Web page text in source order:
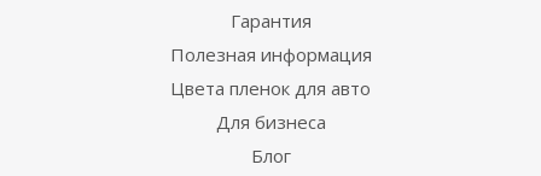
Гарантия
Полезная информация
Цвета пленок для авто
Для бизнеса
Блог